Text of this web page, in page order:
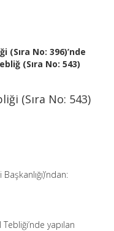
(Sıra No: 396)’nde
(Sıra No: 543)
(Sıra No: 543)
yapılan